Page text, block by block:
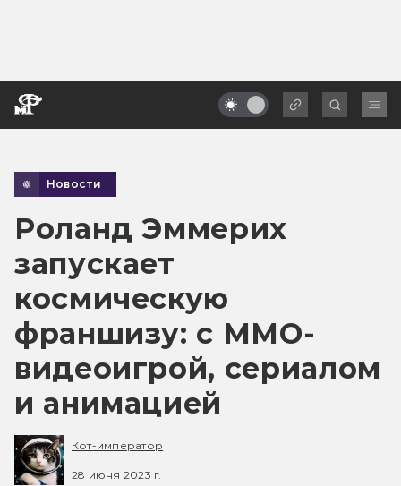
Новости
Роланд Эммерих
запускает
космическую
франшизу: с MMO-
видеоигрой, сериалом
и анимацией
Кот-император
28 июня 2023 г.